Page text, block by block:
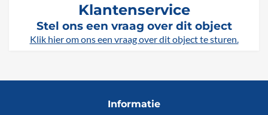
Klantenservice
Stel ons een vraag over dit object
Klik hier om ons een vraag over dit object te sturen.
Informatie